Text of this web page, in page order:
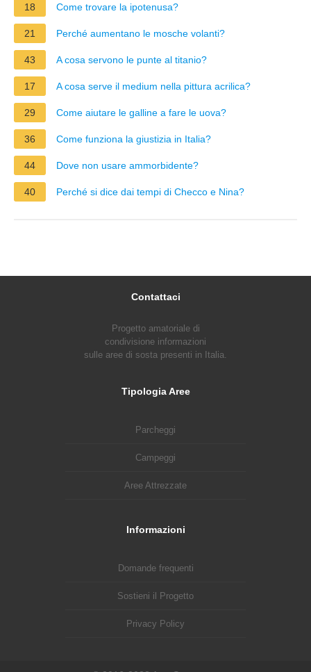
18 Come trovare la ipotenusa?
21 Perché aumentano le mosche volanti?
43 A cosa servono le punte al titanio?
17 A cosa serve il medium nella pittura acrilica?
29 Come aiutare le galline a fare le uova?
36 Come funziona la giustizia in Italia?
44 Dove non usare ammorbidente?
40 Perché si dice dai tempi di Checco e Nina?
Contattaci
Progetto amatoriale di
condivisione informazioni
sulle aree di sosta presenti in Italia.
Tipologia Aree
Parcheggi
Campeggi
Aree Attrezzate
Informazioni
Domande frequenti
Sostieni il Progetto
Privacy Policy